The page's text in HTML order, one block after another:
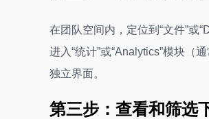
在团队空间内，定位到“文件”或
进入“统计”或“Analytics”模块（
独立界面。
第三步：查看和筛选